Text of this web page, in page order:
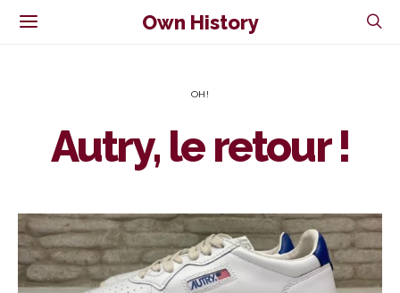
Own History
OH!
Autry, le retour !